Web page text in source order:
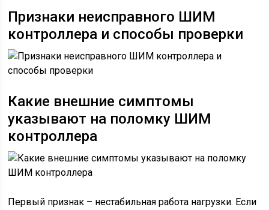
Признаки неисправного ШИМ
контроллера и способы проверки
Какие внешние симптомы
указывают на поломку ШИМ
контроллера
Первый признак – нестабильная работа нагрузки. Если